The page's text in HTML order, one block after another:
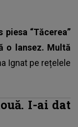
“Tăcerea”
o lansez. Multă
Ignatpe rețelele
I-ai dat